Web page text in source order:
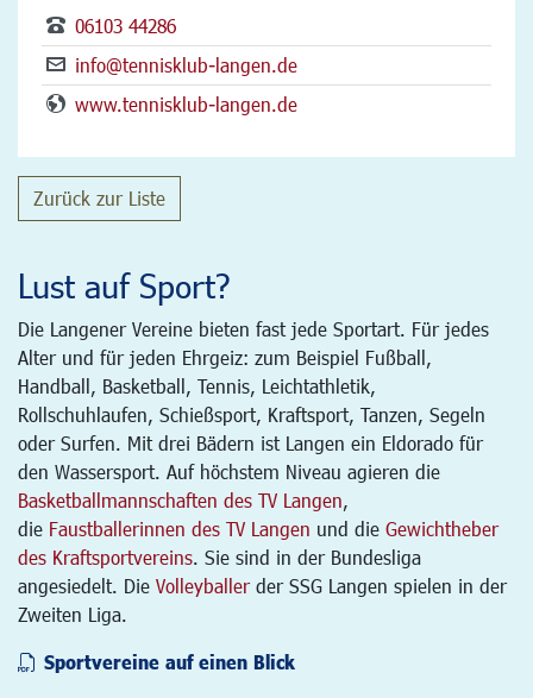
Lust auf Sport?
Die Langener Vereine bieten fast jede Sportart. Für jedes
Alter und für jeden Ehrgeiz: zum Beispiel Fußball,
Handball, Basketball, Tennis, Leichtathletik,
Rollschuhlaufen, Schießsport, Kraftsport, Tanzen, Segeln
oder Surfen. Mit drei Bädern ist Langen ein Eldorado für
den Wassersport. Auf höchstem Niveau agieren die
Basketballmannschaften des TV Langen,
die Faustballerinnen des TV Langen und die Gewichtheber
des Kraftsportvereins. Sie sind in der Bundesliga
angesiedelt. Die Volleyballerder SSG Langen spielen in der
Zweiten Liga.
Sportvereine auf einen Blick
06103 44286
info@tennisklub-langen.de
www.tennisklub-langen.de
Zurück zur Liste